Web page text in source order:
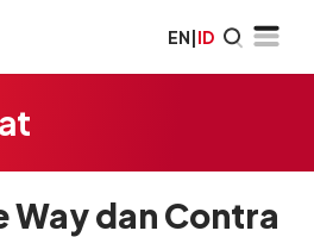
EN|ID
Way dan Contra